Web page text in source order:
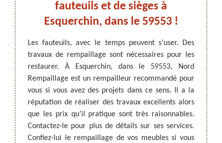
ARTISAN DEZITTER
CANNAGE - RECOLLAGE, 59 NORD
faire
faire
une
en
si
ce
un
lui
fauteuils et de sièges à
Esquerchin, dans le 59553 !
Les fauteuils, avec le temps peuvent s’user. Des
travaux de rempaillage sont nécessaires pour les
restaurer. À Esquerchin, dans le 59553, Nord
Rempaillage est un rempailleur recommandé pour
vous si vous avez des projets dans ce sens. Il a la
réputation de réaliser des travaux excellents alors
que les prix qu’il pratique sont très raisonnables.
Contactez-le pour plus de détails sur ses services.
Confiez-lui le rempaillage de vos meubles si vous
Les
ce
un
de